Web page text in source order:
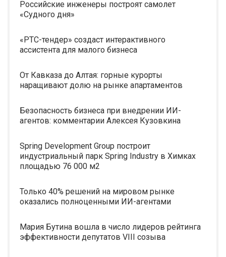
Российские инженеры построят самолет
«Судного дня»
«РТС-тендер» создаст интерактивного
ассистента для малого бизнеса
От Кавказа до Алтая: горные курорты
наращивают долю на рынке апартаментов
Безопасность бизнеса при внедрении ИИ-
агентов: комментарии Алексея Кузовкина
Spring Development Group построит
индустриальный парк Spring Industry в Химках
площадью 76 000 м2
Только 40% решений на мировом рынке
оказались полноценными ИИ-агентами
Мария Бутина вошла в число лидеров рейтинга
эффективности депутатов VIII созыва